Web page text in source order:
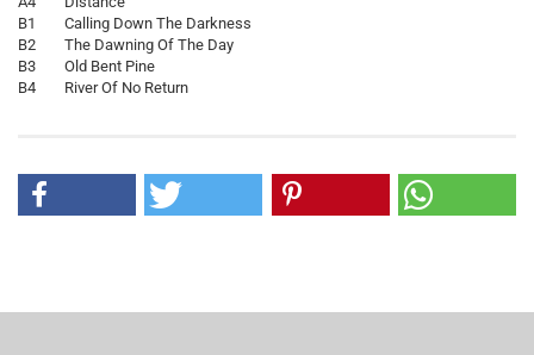
B1 Calling Down The Darkness
B2 The Dawning Of The Day
B3 Old Bent Pine
B4 River Of No Return